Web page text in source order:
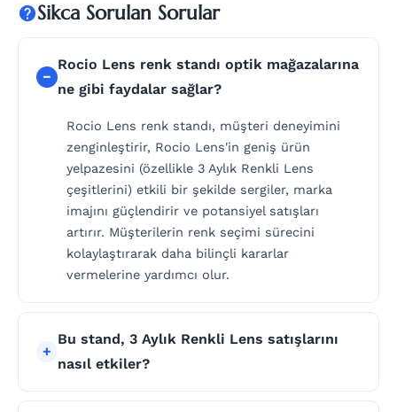
Sikca Sorulan Sorular
Rocio Lens renk standı optik mağazalarına
ne gibi faydalar sağlar?
Rocio Lens renk standı, müşteri deneyimini
zenginleştirir, Rocio Lens'in geniş ürün
yelpazesini (özellikle 3 Aylık Renkli Lens
çeşitlerini) etkili bir şekilde sergiler, marka
imajını güçlendirir ve potansiyel satışları
artırır. Müşterilerin renk seçimi sürecini
kolaylaştırarak daha bilinçli kararlar
vermelerine yardımcı olur.
Bu stand, 3 Aylık Renkli Lens satışlarını
nasıl etkiler?